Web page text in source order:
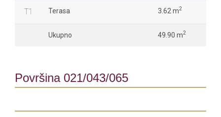
T1 Terasa 3.62 m2
Ukupno 49.90 m2
Površina 021/043/065